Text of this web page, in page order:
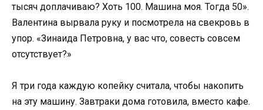
тысяч доплачиваю? Хоть 100. Машина моя. Тогда 50».
Валентина вырвала руку и посмотрела на свекровь в
упор. «Зинаида Петровна, у вас что, совесть совсем
отсутствует?»
Я три года каждую копейку считала, чтобы накопить
на эту машину. Завтраки дома готовила, вместо кафе.